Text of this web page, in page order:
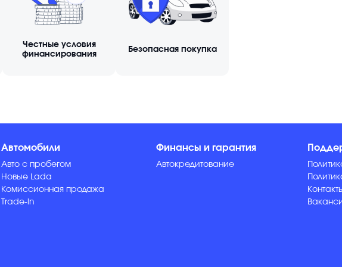
Честные условия
финансирования
Безопасная покупка
Автомобили
Авто с пробегом
Новые Lada
Комиссионная продажа
Trade-in
Финансы и гарантия
Автокредитование